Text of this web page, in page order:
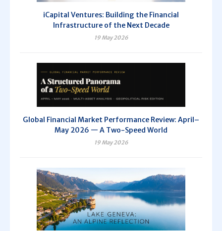
iCapital Ventures: Building the Financial
Infrastructure of the Next Decade
19 May 2026
Global Financial Market Performance Review: April–
May 2026 — A Two-Speed World
19 May 2026